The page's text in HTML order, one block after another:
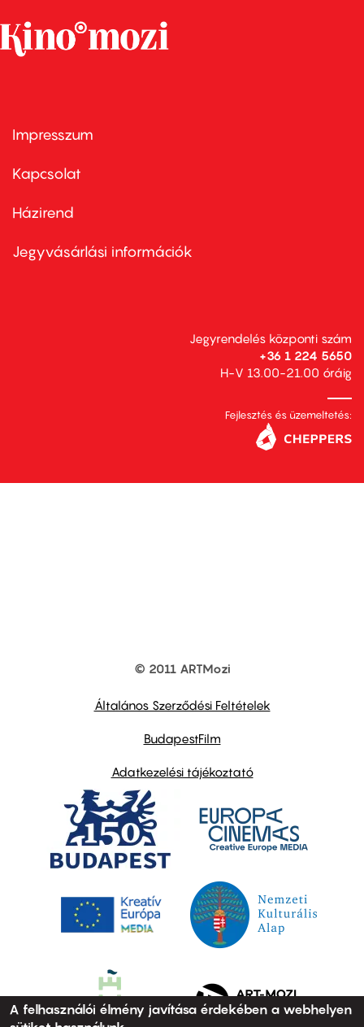
Footer
first
Impresszum
Kapcsolat
Footer
second
Házirend
Jegyvásárlási információk
Jegyrendelés központi szám
+36 1 224 5650
H-V 13.00-21.00 óráig
Fejlesztés és üzemeltetés:
© 2011 ARTMozi
Általános Szerződési Feltételek
BudapestFilm
Adatkezelési tájékoztató
A felhasználói élmény javítása érdekében a webhelyen